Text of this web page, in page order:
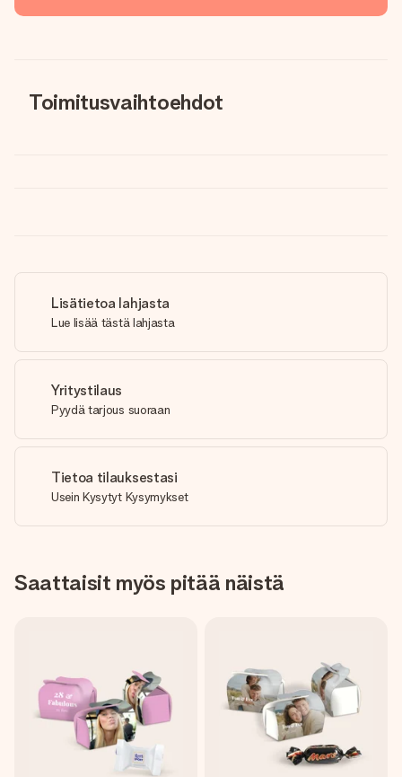
Toimitusvaihtoehdot
Lisätietoa lahjasta
Lue lisää tästä lahjasta
Yritystilaus
Pyydä tarjous suoraan
Tietoa tilauksestasi
Usein Kysytyt Kysymykset
Saattaisit myös pitää näistä